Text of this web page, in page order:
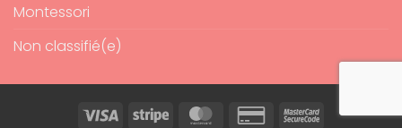
Montessori
Non classifié(e)
Visa Stripe MasterCard
Credit MasterCard